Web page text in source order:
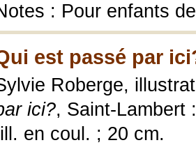
: Pour enfants
est passé par
Roberge,
ici?, Saint-Lambert
en coul. ; 20 cm.